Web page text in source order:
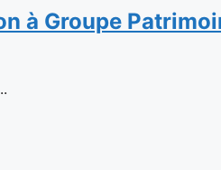
à Groupe